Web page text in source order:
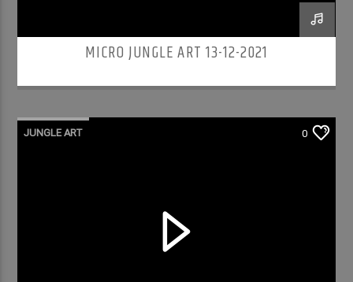
MICRO JUNGLE ART 13-12-2021
JUNGLE ART 0